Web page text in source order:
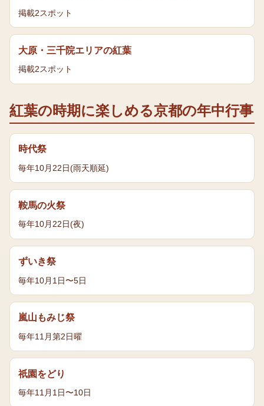
掲載2スポット
大原・三千院エリアの紅葉
掲載2スポット
紅葉の時期に楽しめる京都の年中行事
時代祭
毎年10月22日(雨天順延)
鞍馬の火祭
毎年10月22日(夜)
ずいき祭
毎年10月1日〜5日
嵐山もみじ祭
毎年11月第2日曜
祇園をどり
毎年11月1日〜10日